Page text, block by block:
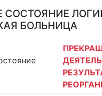
СОСТОЯНИЕ
БОЛЬНИЦА